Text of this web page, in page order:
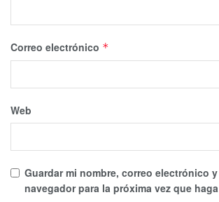
Correo electrónico *
Web
Guardar mi nombre, correo electrónico
navegador para la próxima vez que